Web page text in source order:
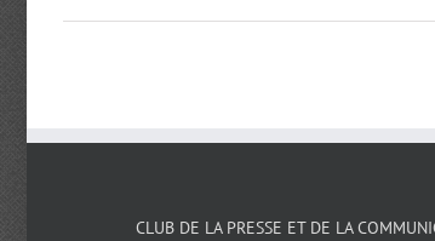
CLUB DE LA PRESSE ET DE LA